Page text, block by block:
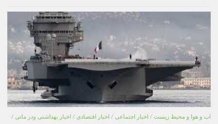
اب و هوا و محیط زیست / اخبار اجتماعی / اخبار اقتصادی / اخبار بهداشتی ودر مانی /